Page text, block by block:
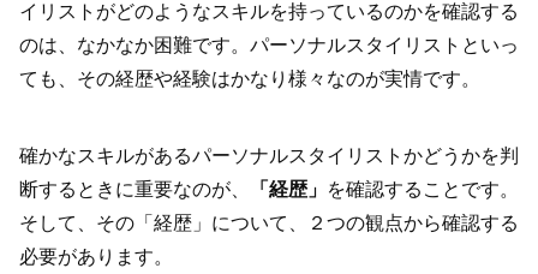
イリストがどのようなスキルを持っているのかを確認する
のは、なかなか困難です。パーソナルスタイリストといっ
ても、その経歴や経験はかなり様々なのが実情です。
確かなスキルがあるパーソナルスタイリストかどうかを判
断するときに重要なのが、
「経歴」 を確認することです。
そして、その「経歴」について、２つの観点から確認する
必要があります。